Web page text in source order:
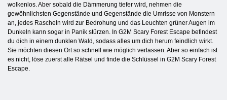
wolkenlos. Aber sobald die Dämmerung tiefer wird, nehmen die
gewöhnlichsten Gegenstände und Gegenstände die Umrisse von Monstern
an, jedes Rascheln wird zur Bedrohung und das Leuchten grüner Augen im
Dunkeln kann sogar in Panik stürzen. In G2M Scary Forest Escape befindest
du dich in einem dunklen Wald, sodass alles um dich herum feindlich wirkt.
Sie möchten diesen Ort so schnell wie möglich verlassen. Aber so einfach ist
es nicht, löse zuerst alle Rätsel und finde die Schlüssel in G2M Scary Forest
Escape.